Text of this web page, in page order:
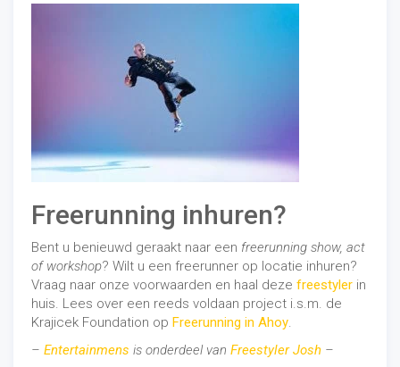
Freerunning inhuren?
Bent u benieuwd geraakt naar een freerunning show, act
of workshop? Wilt u een freerunner op locatie inhuren?
Vraag naar onze voorwaarden en haal deze freestyler in
huis. Lees over een reeds voldaan project i.s.m. de
Krajicek Foundation op Freerunning in Ahoy.
– Entertainmens is onderdeel van Freestyler Josh –